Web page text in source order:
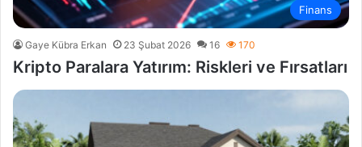
Finans
Gaye Kübra Erkan 23 Şubat 2026 16 170
Kripto Paralara Yatırım: Riskleri ve Fırsatları